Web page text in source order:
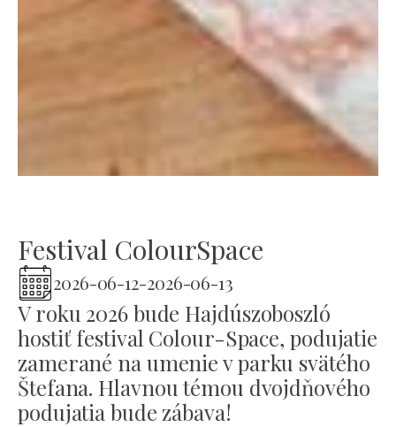
Festival ColourSpace
2026-06-12-2026-06-13
V roku 2026 bude Hajdúszoboszló
hostiť festival Colour-Space, podujatie
zamerané na umenie v parku svätého
Štefana. Hlavnou témou dvojdňového
podujatia bude zábava!